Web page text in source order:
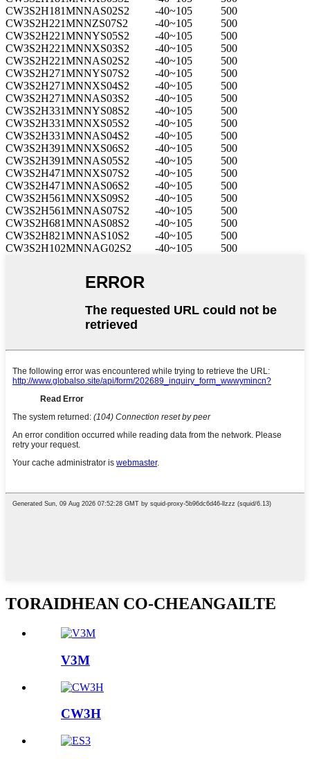
CW3S2H181MNNAS02S2
-40~105
500
CW3S2H221MNNZS07S2
-40~105
500
CW3S2H221MNNYS05S2
-40~105
500
CW3S2H221MNNXS03S2
-40~105
500
CW3S2H221MNNAS02S2
-40~105
500
CW3S2H271MNNYS07S2
-40~105
500
CW3S2H271MNNXS04S2
-40~105
500
CW3S2H271MNNAS03S2
-40~105
500
CW3S2H331MNNYS08S2
-40~105
500
CW3S2H331MNNXS05S2
-40~105
500
CW3S2H331MNNAS04S2
-40~105
500
CW3S2H391MNNXS06S2
-40~105
500
CW3S2H391MNNAS05S2
-40~105
500
CW3S2H471MNNXS07S2
-40~105
500
CW3S2H471MNNAS06S2
-40~105
500
CW3S2H561MNNXS09S2
-40~105
500
CW3S2H561MNNAS07S2
-40~105
500
CW3S2H681MNNAS08S2
-40~105
500
CW3S2H821MNNAS10S2
-40~105
500
CW3S2H102MNNAG02S2
-40~105 500
TORAIDHEAN CO-CHEANGAILTE
V3M
CW3H